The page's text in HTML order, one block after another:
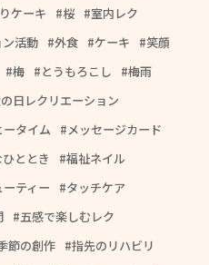
ケーキ 桜
室内レク
ン活動 外食 ケーキ
笑顔
梅 とうもろこし
梅雨
日レクリエーション
タイム
メッセージカード
ととき
福祉ネイル
ティー
タッチケア
五感で楽しむレク
節の創作
指先のリハビリ